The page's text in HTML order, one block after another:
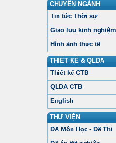
CHUYÊN NGÀNH
Tin tức Thời sự
Giao lưu kinh nghiệm
Hình ảnh thực tế
THIẾT KẾ & QLDA
Thiết kế CTB
QLDA CTB
English
THƯ VIỆN
ĐA Môn Học - Đề Thi